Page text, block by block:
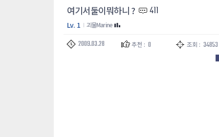
여기서둘이뭐하니 ? 411
Lv. 1 괴물Marine
2009.03.28 추천 : 0 조회 : 34853